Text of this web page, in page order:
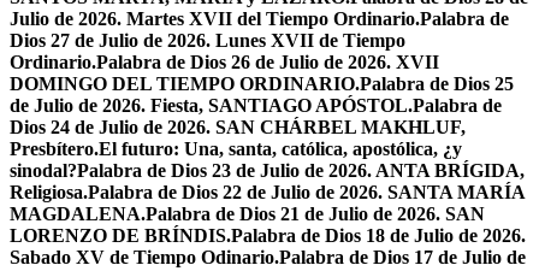
Julio de 2026. Martes XVII del Tiempo Ordinario.Palabra de
Dios 27 de Julio de 2026. Lunes XVII de Tiempo
Ordinario.Palabra de Dios 26 de Julio de 2026. XVII
DOMINGO DEL TIEMPO ORDINARIO.Palabra de Dios 25
de Julio de 2026. Fiesta, SANTIAGO APÓSTOL.Palabra de
Dios 24 de Julio de 2026. SAN CHÁRBEL MAKHLUF,
Presbítero.El futuro: Una, santa, católica, apostólica, ¿y
sinodal?Palabra de Dios 23 de Julio de 2026. ANTA BRÍGIDA,
Religiosa.Palabra de Dios 22 de Julio de 2026. SANTA MARÍA
MAGDALENA.Palabra de Dios 21 de Julio de 2026. SAN
LORENZO DE BRÍNDIS.Palabra de Dios 18 de Julio de 2026.
Sabado XV de Tiempo Odinario.Palabra de Dios 17 de Julio de